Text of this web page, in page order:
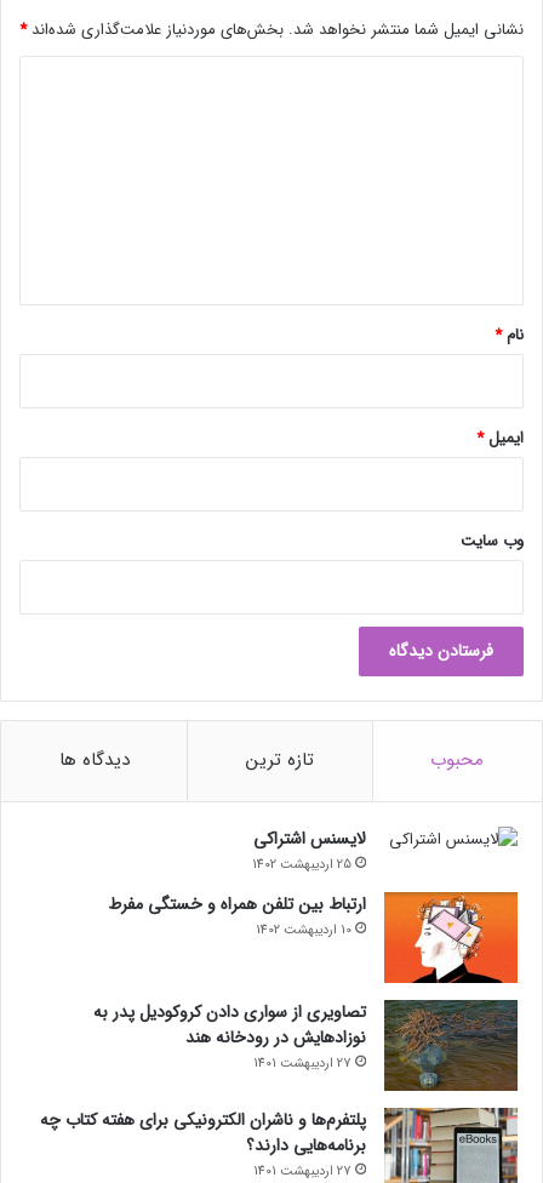
نشانی ایمیل شما منتشر نخواهد شد. بخش‌های موردنیاز علامت‌گذاری شده‌اند*
نام*
ایمیل*
وب‌ سایت
محبوب تازه ترین دیدگاه ها
لایسنس اشتراکی
25 اردیبهشت 1402
ارتباط بین تلفن همراه و خستگی مفرط
10 اردیبهشت 1402
تصاویری از سواری دادن کروکودیل پدر به
نوزادهایش در رودخانه هند
27 اردیبهشت 1401
پلتفرم‌ها و ناشران الکترونیکی برای هفته کتاب چه
برنامه‌هایی دارند؟
27 اردیبهشت 1401